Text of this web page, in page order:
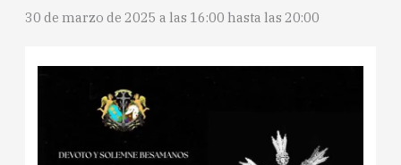
30 de marzo de 2025 a las 16:00 hasta las 20:00